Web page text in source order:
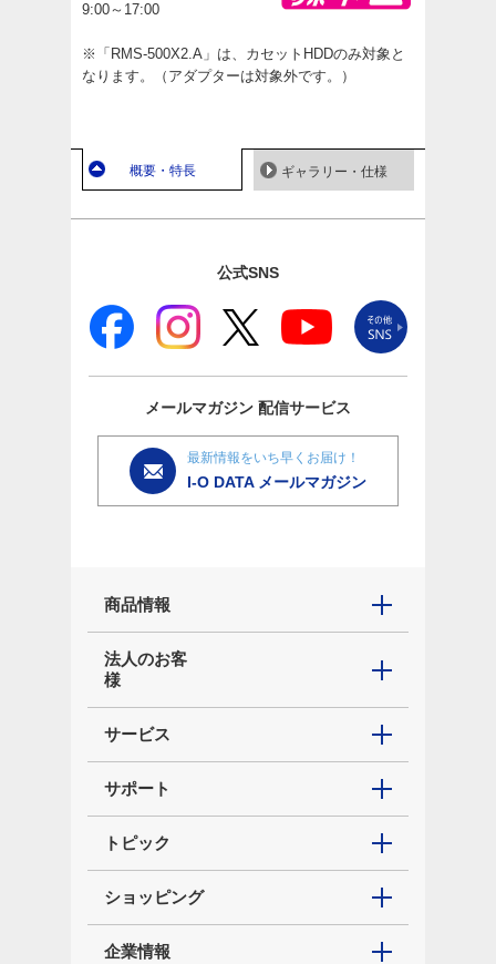
9:00～17:00
※「RMS-500X2.A」は、カセットHDDのみ対象と
なります。（アダプターは対象外です。）
概要・特長 ギャラリー・仕様
公式SNS
メールマガジン 配信サービス
最新情報をいち早くお届け！
I-O DATA メールマガジン
商品情報
法人のお客
様
サービス
サポート
トピック
ショッピング
企業情報